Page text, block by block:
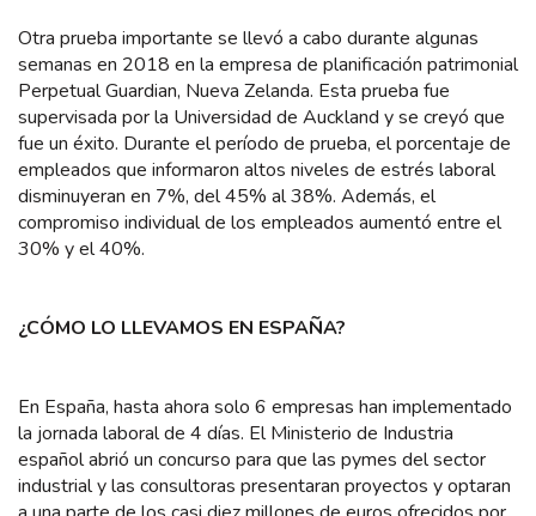
Otra prueba importante se llevó a cabo durante algunas
semanas en 2018 en la empresa de planificación patrimonial
Perpetual Guardian, Nueva Zelanda. Esta prueba fue
supervisada por la Universidad de Auckland y se creyó que
fue un éxito. Durante el período de prueba, el porcentaje de
empleados que informaron altos niveles de estrés laboral
disminuyeran en 7%, del 45% al 38%. Además, el
compromiso individual de los empleados aumentó entre el
30% y el 40%.
¿CÓMO LO LLEVAMOS EN ESPAÑA?
En España, hasta ahora solo 6 empresas han implementado
la jornada laboral de 4 días. El Ministerio de Industria
español abrió un concurso para que las pymes del sector
industrial y las consultoras presentaran proyectos y optaran